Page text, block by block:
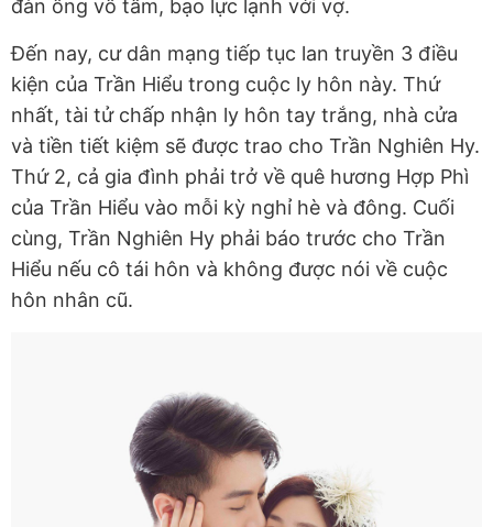
đàn ông vô tâm, bạo lực lạnh với vợ.
Đến nay, cư dân mạng tiếp tục lan truyền 3 điều
kiện của Trần Hiểu trong cuộc ly hôn này. Thứ
nhất, tài tử chấp nhận ly hôn tay trắng, nhà cửa
và tiền tiết kiệm sẽ được trao cho Trần Nghiên Hy.
Thứ 2, cả gia đình phải trở về quê hương Hợp Phì
của Trần Hiểu vào mỗi kỳ nghỉ hè và đông. Cuối
cùng, Trần Nghiên Hy phải báo trước cho Trần
Hiểu nếu cô tái hôn và không được nói về cuộc
hôn nhân cũ.